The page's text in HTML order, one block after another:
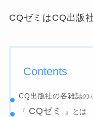
CQゼミはCQ出版
Contents
CQ出版社の各雑誌の
『 CQゼミ
』とは